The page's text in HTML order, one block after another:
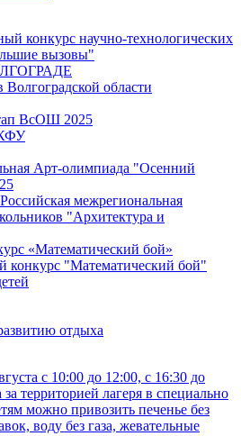
конкурс научно-технологических
вызовы"
области
ВсОШ 2025
Арт-олимпиада "Осенний
межрегиональная
"Архитектура и
«Математический бой»
конкурс "Математический бой"
отдыха